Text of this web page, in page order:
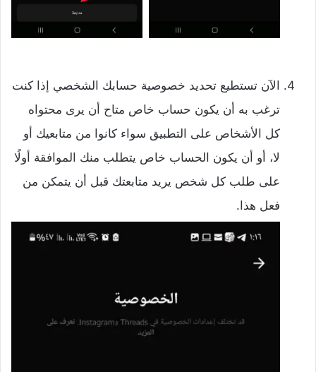
الآن تستطيع تحديد خصوصية حسابك الشخصي إذا كنت
ترغب به أن يكون حساب خاص متاح أن يرى محتواه
كل الأشخاص على التطبيق سواء كانوا من متابعيك أو
لا، أو أن يكون الحساب خاص يتطلب منك الموافقة أولًا
على طلب كل شخص يريد متابعتك قبل أن يتمكن من
فعل هذا.